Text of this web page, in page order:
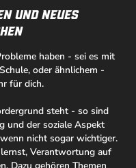
und neues
haben - sei es mit
oder ähnlichem -
für dich.
steht - so sind
und der soziale Aspekt
nicht sogar wichtiger.
Verantwortung auf